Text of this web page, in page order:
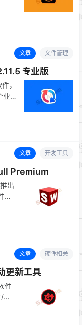
文章 文件管理
专业版
，
业
…
文章 开发工具
Premium
出
汇
文章 硬件相关
更新工具
件
缺